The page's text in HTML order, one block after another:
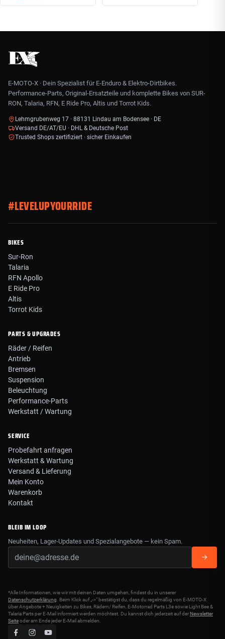
E-MOTO-X · Dein Spezialist für E-Enduro & Elektro-Dirtbikes.
Performance-Parts, Original-Ersatzteile und komplette Bikes von SUR-
RON, Talaria, RFN, E Ride Pro, Altis und Torrot Kids.
Lehmgrubenweg 17 · 88131 Lindau am Bodensee · DE
Versand DE/AT/EU · DHL & Deutsche Post
Trusted Shops zertifiziert · sicher Einkaufen
#LEVELUPYOURRIDE
BIKES
Sur-Ron
Talaria
RFN Apollo
E Ride Pro
Altis
Torrot Kids
PARTS & UPGRADES
Räder / Reifen
Antrieb
Bremsen
Suspension
Beleuchtung
Performance-Parts
Werkstatt / Wartung
SERVICE
Probefahrt anfragen
Werkstatt & Wartung
Versand & Lieferung
Mein Konto
Warenkorb
Kontakt
BLEIB IM LOOP
Neuheiten, Lager-Updates und Spezialangebote — kein Spam.
*Alle Informationen, wie wir mit deinen Daten umgehen, findest du in unserer
Datenschutzerklärung . Beim Klick auf „->" bestätigst du, dass du regelmäßig von E-MOTO-X
über Angebote + Neuigkeiten zu Bikes, Rädern/ Reifen, E-Motorrad Parts L3e sowie Light Bee &
Talaria Parts per E-Mail informiert werden möchtest. Du kannst dich jederzeit auf der Newsletter
Seiteoder am Ende jeder E-Mail abmelden.